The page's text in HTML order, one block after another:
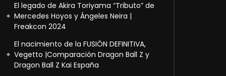
El legado de Akira Toriyama “Tributo” de
Mercedes Hoyos y Ángeles Neira |
Freakcon 2024
El nacimiento de la FUSIÓN DEFINITIVA,
Vegetto |Comparación Dragon Ball Z y
Dragon Ball Z Kai España